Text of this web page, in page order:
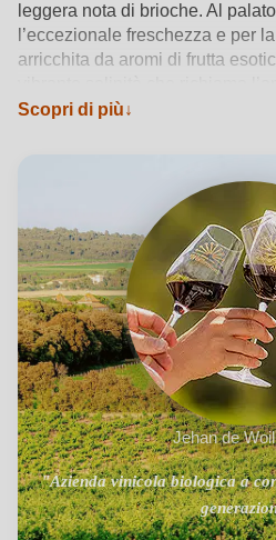
leggera nota di brioche. Al
l’eccezionale freschezza e per
arricchita da aromi di frutta
Clape. Il blend di Bourboulenc,
aromatica. I tannini, sottili e ben
contribuiscono alla struttura
profilo limpido e avvolgente.
Scopri di più
Jehan de
"Azienda vinicola biologica a